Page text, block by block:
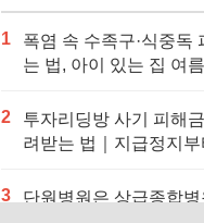
1
폭염 속 수족구·식중독
는 법, 아이 있는 집 여
2
투자리딩방 사기 피해
려받는 법｜지급정지
3
단원병원은 상급종합